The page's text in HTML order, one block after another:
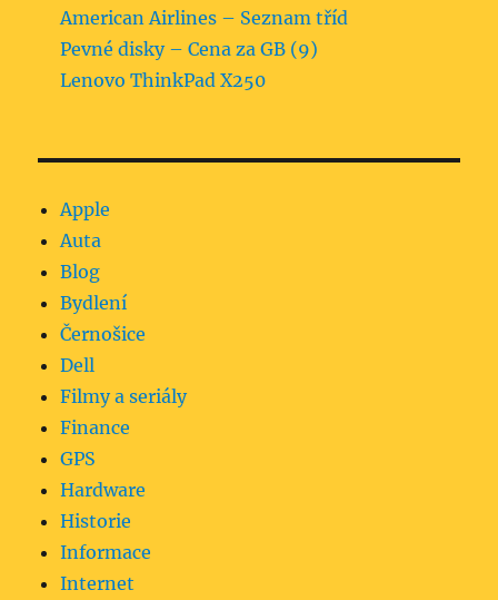
American Airlines – Seznam tříd
Pevné disky – Cena za GB (9)
Lenovo ThinkPad X250
Apple
Auta
Blog
Bydlení
Černošice
Dell
Filmy a seriály
Finance
GPS
Hardware
Historie
Informace
Internet